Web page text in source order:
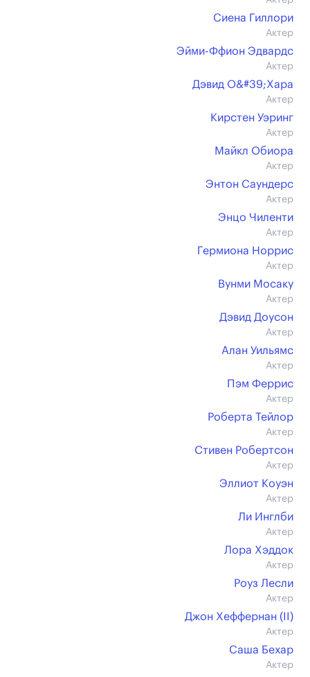
Сиена Гиллори
Актер
Эйми-Ффион Эдвардс
Актер
Дэвид О&#39;Хара
Актер
Кирстен Уэринг
Актер
Майкл Обиора
Актер
Энтон Саундерс
Актер
Энцо Чиленти
Актер
Гермиона Норрис
Актер
Вунми Мосаку
Актер
Дэвид Доусон
Актер
Алан Уильямс
Актер
Пэм Феррис
Актер
Роберта Тейлор
Актер
Стивен Робертсон
Актер
Эллиот Коуэн
Актер
Ли Инглби
Актер
Лора Хэддок
Актер
Роуз Лесли
Актер
Джон Хеффернан (II)
Актер
Саша Бехар
Актер